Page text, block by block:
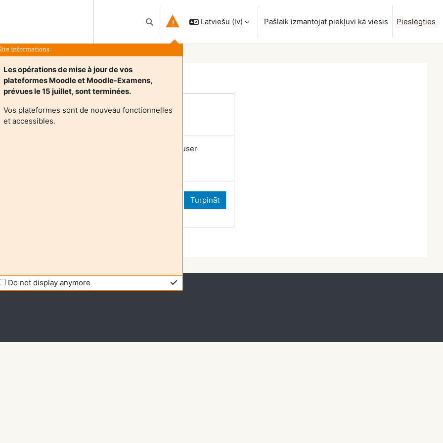
Pārslēgt meklēšanas ievadi
informations
Les opérations de mise à jour de vos
plateformes Moodle et Moodle-Examens,
prévues le 15 juillet, sont terminées.
Vos plateformes sont de nouveau fonctionnelles
et accessibles.
Do not display anymore
Latviešu ‎(lv)‎ Pašlaik izmantojat piekļuvi kā viesis Pieslēgties
Login required
Guests cannot access user profiles. Log in with a full user
Turpināt
kā viesis (Pieslēgties)